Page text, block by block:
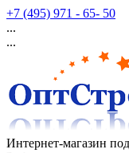
+7 (495) 971 - 65- 50
...
...
Интернет-магазин